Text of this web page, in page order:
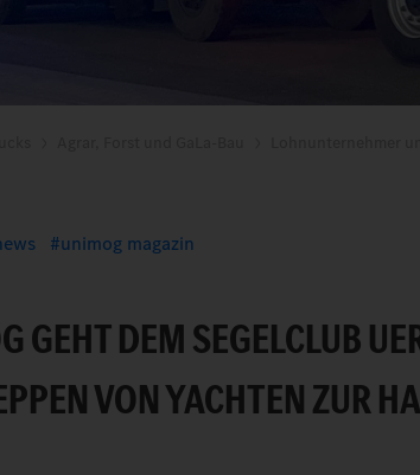
unimog magazin
GEHT DEM SEGELCLUB
VON YACHTEN ZUR